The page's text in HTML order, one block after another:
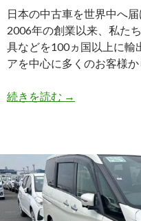
日本の中古車を世界中へ届
2006年の創業以来、私た
具などを100ヵ国以上に輸
アを中心に多くのお客様
続きを読む 【買
ト
タ
ラ
→